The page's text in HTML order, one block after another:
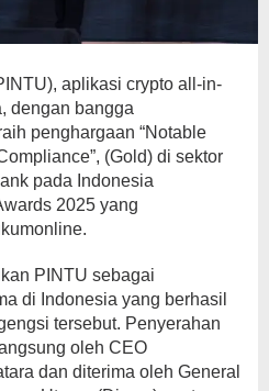
aplikasi crypto all-in-
dengan bangga
penghargaan “Notable
(Gold) di sektor
pada Indonesia
2025 yang
PINTU sebagai
di Indonesia yang berhasil
tersebut. Penyerahan
oleh CEO
dan diterima oleh General